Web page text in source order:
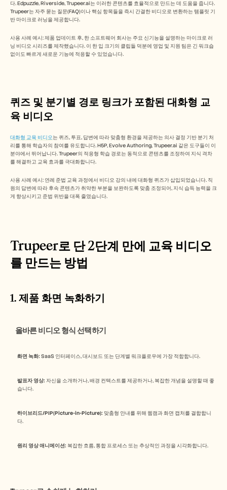
다. Edpuzzle, Riverside, Trupeer.ai는 이러한 콘텐츠를 효율적으로 만드는 데 도움을 줍니다.
Trupeer는 자주 묻는 질문(FAQ)이나 핵심 항목들을 즉시 간결한 비디오로 변환하는 템플릿 기
반 마이크로 러닝을 제공합니다.
사용 사례 예시: 제품 업데이트 후, 한 소프트웨어 회사는 주요 신기능을 설명하는 마이크로 러
닝 비디오 시리즈를 제작했습니다. 이 한 입 크기의 클립들 덕분에 영업 및 지원 팀은 긴 워크숍
없이도 빠르게 새로운 기능에 적응할 수 있었습니다.
퀴즈 및 분기별 경로 링크가 포함된 대화형 교
육 비디오
대화형 교육 비디오는 퀴즈, 투표, 답변에 따라 맞춤형 환경을 제공하는 의사 결정 기반 분기 처
리를 통해 학습자의 참여를 유도합니다. H5P, Evolve Authoring, Trupeer.ai 같은 도구들이 이
분야에서 뛰어납니다. Trupeer의 적응형 학습 경로는 동적으로 콘텐츠를 조정하여 지식 격차
를 해결하고 교육 효과를 극대화합니다.
사용 사례 예시: 연례 준법 교육 과정에서 비디오 강의 내에 대화형 퀴즈가 삽입되었습니다. 직
원의 답변에 따라 후속 콘텐츠가 취약한 부분을 보완하도록 맞춤 조정되어, 지식 습득 능력을 크
게 향상시키고 준법 위반을 대폭 줄였습니다.
Trupeer로 단 2단계 만에 교육 비디오
를 만드는 방법
1. 제품 화면 녹화하기
    올바른 비디오 형식 선택하기
화면 녹화: SaaS 인터페이스, 대시보드 또는 단계별 워크플로우에 가장 적합합니다.
발표자 영상: 자신을 소개하거나, 배경 컨텍스트를 제공하거나, 복잡한 개념을 설명할 때 좋
습니다.
하이브리드/PIP(Picture-in-Picture): 맞춤형 안내를 위해 웹캠과 화면 캡처를 결합합니
다.
원리 영상 애니메이션: 복잡한 흐름, 통합 프로세스 또는 추상적인 과정을 시각화합니다.